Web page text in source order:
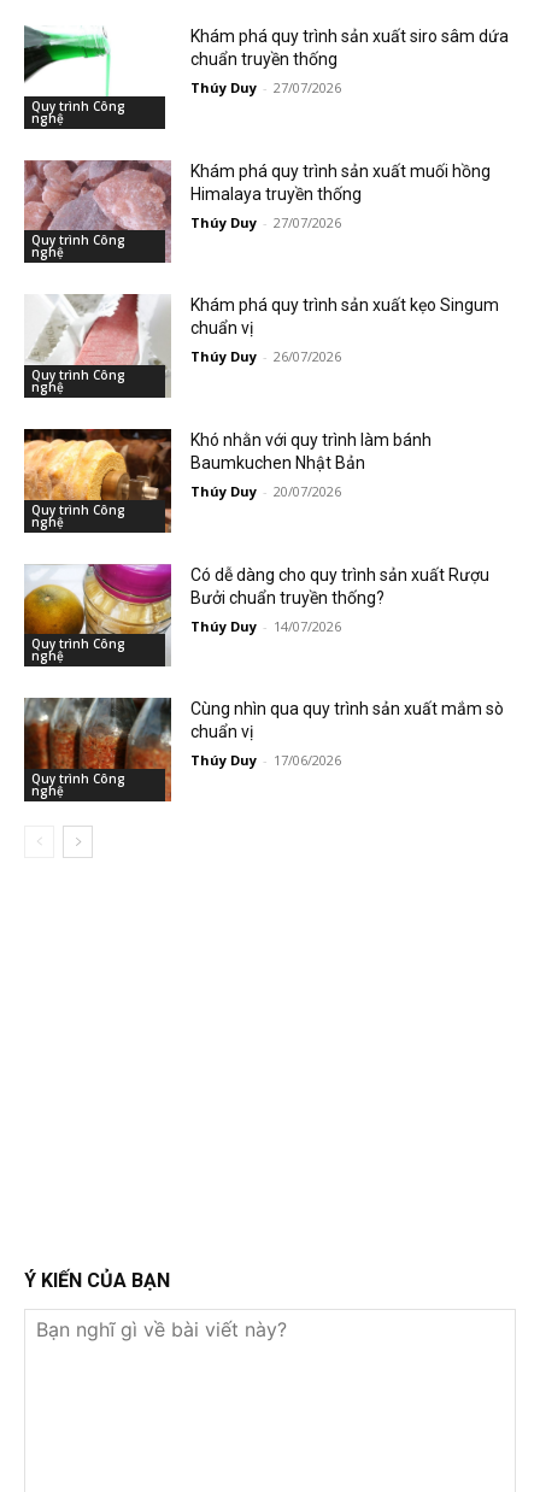
Quy trình Công
nghệ
Khám phá quy trình sản xuất siro sâm dứa
chuẩn truyền thống
Thúy Duy - 27/07/2026
Quy trình Công
nghệ
Khám phá quy trình sản xuất muối hồng
Himalaya truyền thống
Thúy Duy - 27/07/2026
Quy trình Công
nghệ
Khám phá quy trình sản xuất kẹo Singum
chuẩn vị
Thúy Duy - 26/07/2026
Quy trình Công
nghệ
Khó nhằn với quy trình làm bánh
Baumkuchen Nhật Bản
Thúy Duy - 20/07/2026
Quy trình Công
nghệ
Có dễ dàng cho quy trình sản xuất Rượu
Bưởi chuẩn truyền thống?
Thúy Duy - 14/07/2026
Quy trình Công
nghệ
Cùng nhìn qua quy trình sản xuất mắm sò
chuẩn vị
Thúy Duy - 17/06/2026
Ý KIẾN CỦA BẠN